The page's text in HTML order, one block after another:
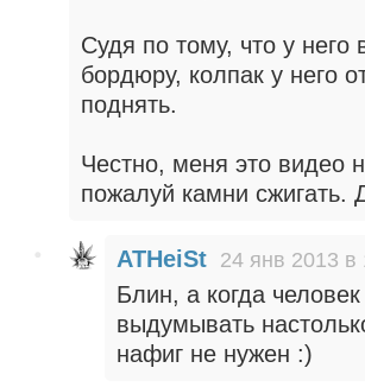
Судя по тому, что у него
бордюру, колпак у него
поднять.
Честно, меня это видео
пожалуй камни сжигать.
ATHeiSt 24 янв 2013 в
Блин, а когда
выдумывать
нафиг не нужен :)